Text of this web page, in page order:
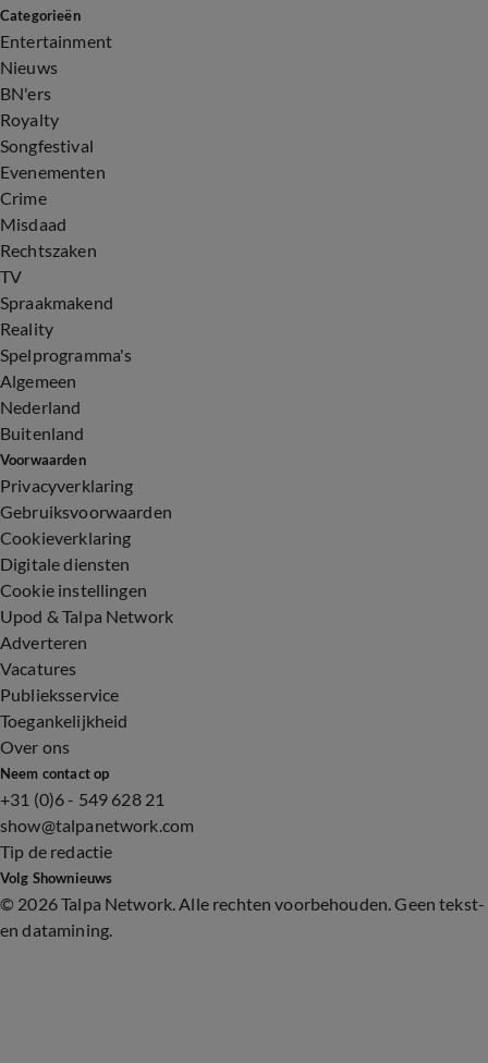
Categorieën
Entertainment
Nieuws
BN'ers
Royalty
Songfestival
Evenementen
Crime
Misdaad
Rechtszaken
TV
Spraakmakend
Reality
Spelprogramma's
Algemeen
Nederland
Buitenland
Voorwaarden
Privacyverklaring
Gebruiksvoorwaarden
Cookieverklaring
Digitale diensten
Cookie instellingen
Upod & Talpa Network
Adverteren
Vacatures
Publieksservice
Toegankelijkheid
Over ons
Neem contact op
+31 (0)6 - 549 628 21
show@talpanetwork.com
Tip de redactie
Volg Shownieuws
© 2026 Talpa Network. Alle rechten voorbehouden. Geen tekst-
en datamining.